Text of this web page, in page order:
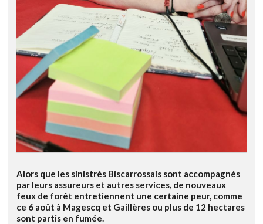
Alors que les sinistrés Biscarrossais sont accompagnés
par leurs assureurs et autres services, de nouveaux
feux de forêt entretiennent une certaine peur, comme
ce 6 août à Magescq et Gaillères ou plus de 12 hectares
sont partis en fumée.